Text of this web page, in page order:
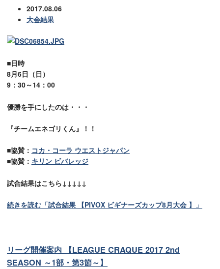
2017.08.06
大会結果
■日時
8月6日（日）
9：30～14：00
優勝を手にしたのは・・・
『チームエネゴリくん』！！
■協賛： コカ・コーラ ウエストジャパン
■協賛： キリン ビバレッジ
試合結果はこちら↓↓↓↓↓
続きを読む「試合結果 【PIVOX ビギナーズカップ8月大会 】」
リーグ開催案内 【LEAGUE CRAQUE 2017 2nd
SEASON ～1部・第3節～】